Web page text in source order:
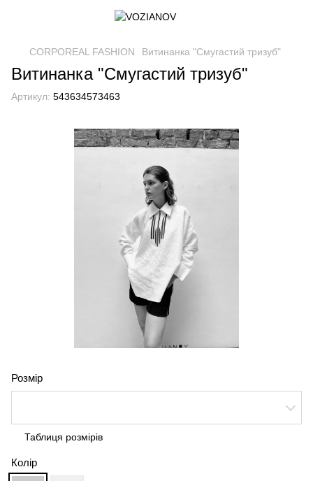
CORPOREAL FASHION Витинанка "Смугастий тризуб"
Витинанка "Смугастий тризуб"
Артикул: 543634573463
Розмір
Таблиця розмірів
Колір